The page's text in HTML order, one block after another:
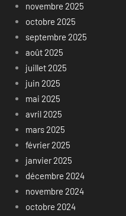
novembre 2025
octobre 2025
septembre 2025
août 2025
juillet 2025
juin 2025
mai 2025
avril 2025
mars 2025
février 2025
janvier 2025
décembre 2024
novembre 2024
octobre 2024